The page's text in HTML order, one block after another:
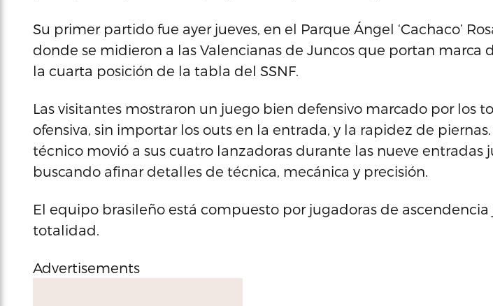
Su primer partido fue ayer jueves, en el Parque Ángel ‘Cachaco’
donde se midieron a las Valencianas de Juncos que portan marca
la cuarta posición de la tabla del SSNF.
Las visitantes mostraron un juego bien defensivo marcado por los
ofensiva, sin importar los outs en la entrada, y la rapidez de
técnico movió a sus cuatro lanzadoras durante las nueve entradas
buscando afinar detalles de técnica, mecánica y precisión.
El equipo brasileño está compuesto por jugadoras de ascendencia
totalidad.
Advertisements